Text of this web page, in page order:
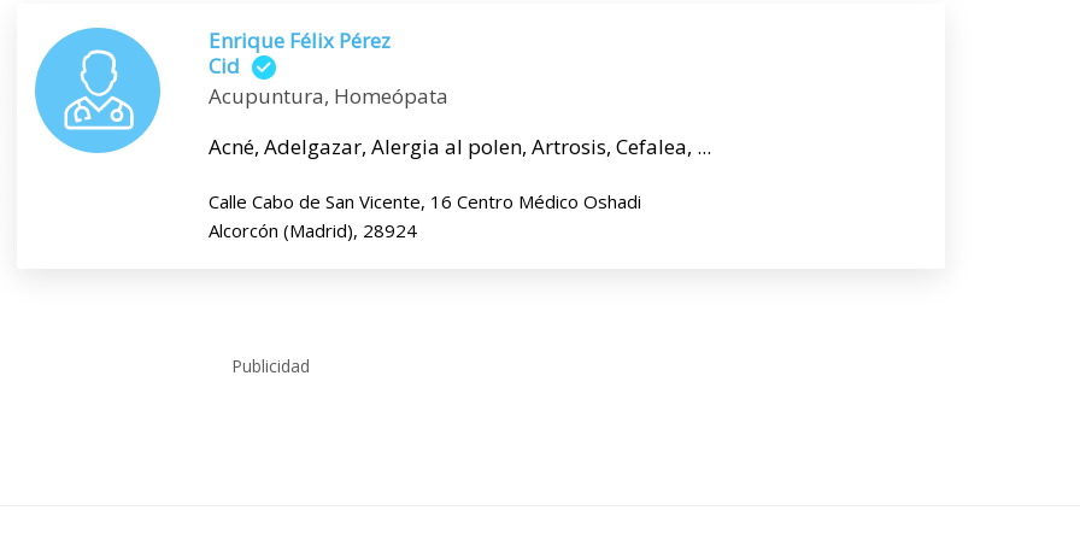
Enrique Félix Pérez
Cid
Acupuntura, Homeópata
Acné, Adelgazar, Alergia al polen, Artrosis, Cefalea, ...
Calle Cabo de San Vicente, 16 Centro Médico Oshadi
Alcorcón (Madrid), 28924
Publicidad